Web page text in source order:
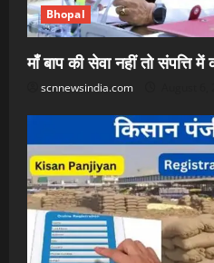
Bhopal
माँ बाप की सेवा नहीं तो संपत्ति
scnnewsindia.com